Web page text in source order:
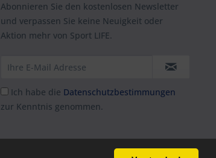
Abonnieren Sie den kostenlosen Newsletter
und verpassen Sie keine Neuigkeit oder
Aktion mehr von Sport LIFE.
Ich habe die Datenschutzbestimmungen
zur Kenntnis genommen.